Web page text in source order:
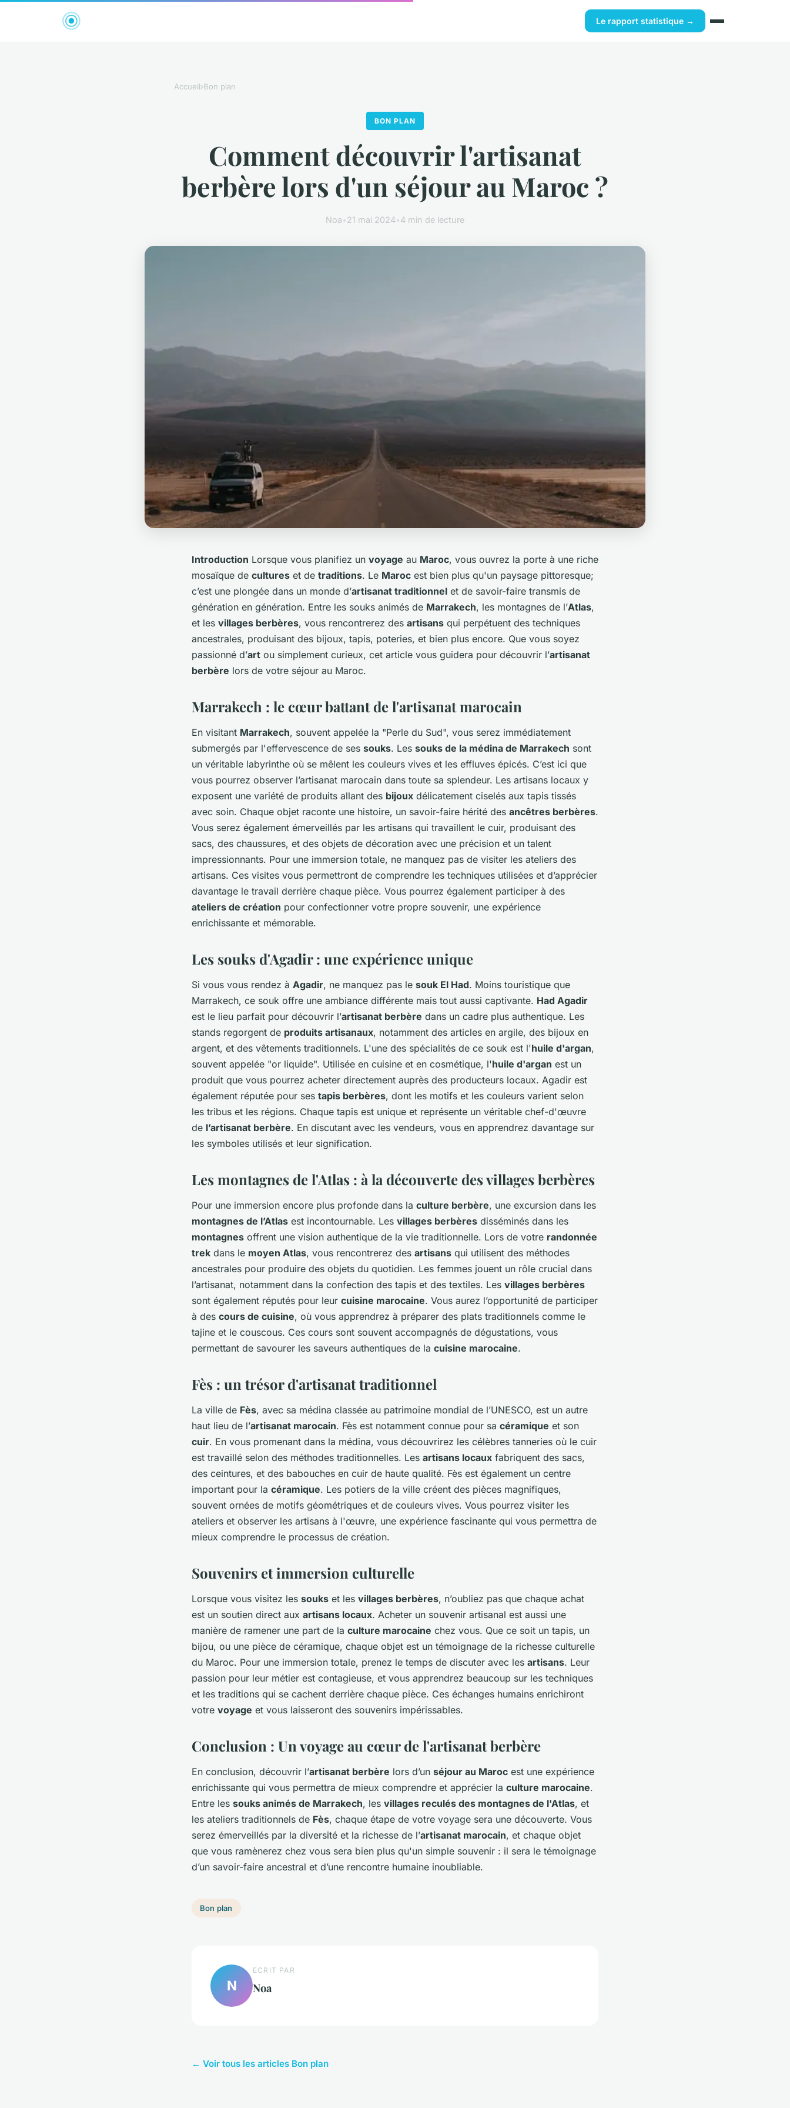
Le rapport statistique →
Accueil›Bon plan
BON PLAN
Comment découvrir l'artisanat
berbère lors d'un séjour au Maroc ?
Noa•21 mai 2024•4 min de lecture
Introduction Lorsque vous planifiez un voyage au Maroc, vous ouvrez la porte à une riche
mosaïque de cultures et de traditions. Le Maroc est bien plus qu'un paysage pittoresque;
c’est une plongée dans un monde d’artisanat traditionnel et de savoir-faire transmis de
génération en génération. Entre les souks animés de Marrakech, les montagnes de l’Atlas,
et les villages berbères, vous rencontrerez des artisans qui perpétuent des techniques
ancestrales, produisant des bijoux, tapis, poteries, et bien plus encore. Que vous soyez
passionné d’art ou simplement curieux, cet article vous guidera pour découvrir l’artisanat
berbère lors de votre séjour au Maroc.
Marrakech : le cœur battant de l'artisanat marocain
En visitant Marrakech, souvent appelée la "Perle du Sud", vous serez immédiatement
submergés par l'effervescence de ses souks. Les souks de la médina de Marrakech sont
un véritable labyrinthe où se mêlent les couleurs vives et les effluves épicés. C’est ici que
vous pourrez observer l’artisanat marocain dans toute sa splendeur. Les artisans locaux y
exposent une variété de produits allant des bijoux délicatement ciselés aux tapis tissés
avec soin. Chaque objet raconte une histoire, un savoir-faire hérité des ancêtres berbères.
Vous serez également émerveillés par les artisans qui travaillent le cuir, produisant des
sacs, des chaussures, et des objets de décoration avec une précision et un talent
impressionnants. Pour une immersion totale, ne manquez pas de visiter les ateliers des
artisans. Ces visites vous permettront de comprendre les techniques utilisées et d’apprécier
davantage le travail derrière chaque pièce. Vous pourrez également participer à des
ateliers de création pour confectionner votre propre souvenir, une expérience
enrichissante et mémorable.
Les souks d'Agadir : une expérience unique
Si vous vous rendez à Agadir, ne manquez pas le souk El Had. Moins touristique que
Marrakech, ce souk offre une ambiance différente mais tout aussi captivante. Had Agadir
est le lieu parfait pour découvrir l’artisanat berbère dans un cadre plus authentique. Les
stands regorgent de produits artisanaux, notamment des articles en argile, des bijoux en
argent, et des vêtements traditionnels. L'une des spécialités de ce souk est l'huile d'argan,
souvent appelée "or liquide". Utilisée en cuisine et en cosmétique, l'huile d'argan est un
produit que vous pourrez acheter directement auprès des producteurs locaux. Agadir est
également réputée pour ses tapis berbères, dont les motifs et les couleurs varient selon
les tribus et les régions. Chaque tapis est unique et représente un véritable chef-d'œuvre
de l’artisanat berbère. En discutant avec les vendeurs, vous en apprendrez davantage sur
les symboles utilisés et leur signification.
Les montagnes de l'Atlas : à la découverte des villages berbères
Pour une immersion encore plus profonde dans la culture berbère, une excursion dans les
montagnes de l’Atlas est incontournable. Les villages berbères disséminés dans les
montagnes offrent une vision authentique de la vie traditionnelle. Lors de votre randonnée
trek dans le moyen Atlas, vous rencontrerez des artisans qui utilisent des méthodes
ancestrales pour produire des objets du quotidien. Les femmes jouent un rôle crucial dans
l’artisanat, notamment dans la confection des tapis et des textiles. Les villages berbères
sont également réputés pour leur cuisine marocaine. Vous aurez l’opportunité de participer
à des cours de cuisine, où vous apprendrez à préparer des plats traditionnels comme le
tajine et le couscous. Ces cours sont souvent accompagnés de dégustations, vous
permettant de savourer les saveurs authentiques de la cuisine marocaine.
Fès : un trésor d'artisanat traditionnel
La ville de Fès, avec sa médina classée au patrimoine mondial de l’UNESCO, est un autre
haut lieu de l’artisanat marocain. Fès est notamment connue pour sa céramique et son
cuir. En vous promenant dans la médina, vous découvrirez les célèbres tanneries où le cuir
est travaillé selon des méthodes traditionnelles. Les artisans locaux fabriquent des sacs,
des ceintures, et des babouches en cuir de haute qualité. Fès est également un centre
important pour la céramique. Les potiers de la ville créent des pièces magnifiques,
souvent ornées de motifs géométriques et de couleurs vives. Vous pourrez visiter les
ateliers et observer les artisans à l'œuvre, une expérience fascinante qui vous permettra de
mieux comprendre le processus de création.
Souvenirs et immersion culturelle
Lorsque vous visitez les souks et les villages berbères, n’oubliez pas que chaque achat
est un soutien direct aux artisans locaux. Acheter un souvenir artisanal est aussi une
manière de ramener une part de la culture marocaine chez vous. Que ce soit un tapis, un
bijou, ou une pièce de céramique, chaque objet est un témoignage de la richesse culturelle
du Maroc. Pour une immersion totale, prenez le temps de discuter avec les artisans. Leur
passion pour leur métier est contagieuse, et vous apprendrez beaucoup sur les techniques
et les traditions qui se cachent derrière chaque pièce. Ces échanges humains enrichiront
votre voyage et vous laisseront des souvenirs impérissables.
Conclusion : Un voyage au cœur de l'artisanat berbère
En conclusion, découvrir l’artisanat berbère lors d’un séjour au Maroc est une expérience
enrichissante qui vous permettra de mieux comprendre et apprécier la culture marocaine.
Entre les souks animés de Marrakech, les villages reculés des montagnes de l'Atlas, et
les ateliers traditionnels de Fès, chaque étape de votre voyage sera une découverte. Vous
serez émerveillés par la diversité et la richesse de l’artisanat marocain, et chaque objet
que vous ramènerez chez vous sera bien plus qu'un simple souvenir : il sera le témoignage
d’un savoir-faire ancestral et d’une rencontre humaine inoubliable.
Bon plan
N
ECRIT PAR
Noa
← Voir tous les articles Bon plan